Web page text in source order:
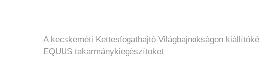
A kecskeméti Kettesfogathajtó Világbajnokságon
EQUUS takarmánykiegészítoket.